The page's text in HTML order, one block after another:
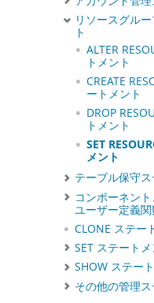
リソースグル
ト
ALTER
トメント
CREATE
ートメント
DROP
トメント
SET
メント
テーブル保守
コンポーネン
ユーザー定義
CLONE ステー
SET ステートメ
SHOW ステー
その他の管理